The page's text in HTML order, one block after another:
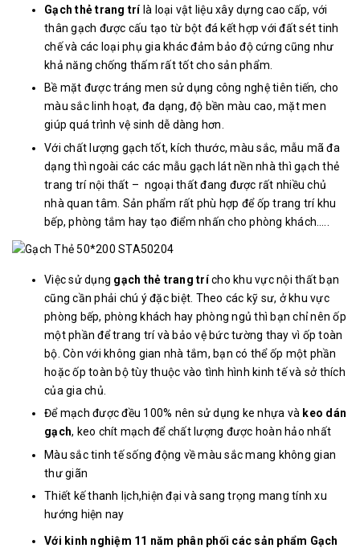
Gạch thẻ trang trílà loại vật liệu xây dựng cao cấp, với
thân gạch được cấu tạo từ bột đá kết hợp với đất sét tinh
chế và các loại phụ gia khác đảm bảo độ cứng cũng như
khả năng chống thấm rất tốt cho sản phẩm.
Bề mặt được tráng men sử dụng công nghệ tiên tiến, cho
màu sắc linh hoạt, đa dạng, độ bền màu cao, mặt men
giúp quá trình vệ sinh dễ dàng hơn.
Với chất lượng gạch tốt, kích thước, màu sắc, mẫu mã đa
dạng thì ngoài các các mẫu gạch lát nền nhà thì gạch thẻ
trang trí nội thất – ngoại thất đang được rất nhiều chủ
nhà quan tâm. Sản phẩm rất phù hợp để ốp trang trí khu
bếp, phòng tắm hay tạo điểm nhấn cho phòng khách…..
Việc sử dụng gạch thẻ trang trícho khu vực nội thất bạn
cũng cần phải chú ý đặc biệt. Theo các kỹ sư, ở khu vực
phòng bếp, phòng khách hay phòng ngủ thì bạn chỉ nên ốp
một phần để trang trí và bảo vệ bức tường thay vì ốp toàn
bộ. Còn với không gian nhà tắm, bạn có thể ốp một phần
hoặc ốp toàn bộ tùy thuộc vào tình hình kinh tế và sở thích
của gia chủ.
Để mạch được đều 100% nên sử dụng ke nhựa và keo dán
gạch, keo chít mạch để chất lượng được hoàn hảo nhất
Màu sắc tinh tế sống động về màu sắc mang không gian
thư giãn
Thiết kế thanh lịch,hiện đại và sang trọng mang tính xu
hướng hiện nay
Với kinh nghiệm 11 năm phân phối các sản phẩm Gạch